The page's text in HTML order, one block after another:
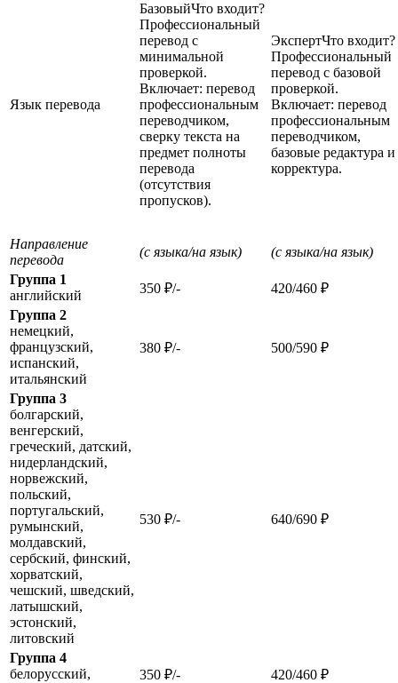
Язык перевода
БазовыйЧто входит?
Профессиональный
перевод с
минимальной
проверкой.
Включает: перевод
профессиональным
переводчиком,
сверку текста на
предмет полноты
перевода
(отсутствия
пропусков).
ЭкспертЧто входит?
Профессиональный
перевод с базовой
проверкой.
Включает: перевод
профессиональным
переводчиком,
базовые редактура и
корректура.
Направление
перевода
(с языка/на язык)
(с языка/на язык)
Группа 1
английский
350 ₽/-
420/460 ₽
Группа 2
немецкий,
французский,
испанский,
итальянский
380 ₽/- 500/590 ₽
Группа 3
болгарский,
венгерский,
греческий, датский,
нидерландский,
норвежский,
польский,
португальский,
румынский,
молдавский,
сербский, финский,
хорватский,
чешский, шведский,
латышский,
эстонский,
литовский
530 ₽/- 640/690 ₽
Группа 4
белорусский,
350 ₽/- 420/460 ₽